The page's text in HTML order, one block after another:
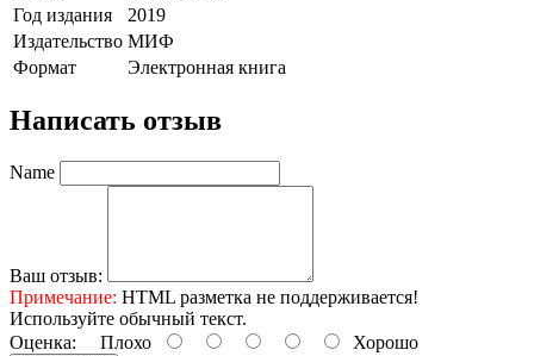
Год издания
2019
Издательство МИФ
Формат
Электронная книга
Написать отзыв
Name
Ваш отзыв:
Примечание: HTML разметка не поддерживается!
Используйте обычный текст.
Оценка: Плохо Хорошо